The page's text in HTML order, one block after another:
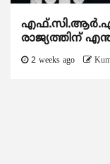
എഫ്.സി.ആര്‍.എ
രാജ്യത്തിന്
2 weeks ago